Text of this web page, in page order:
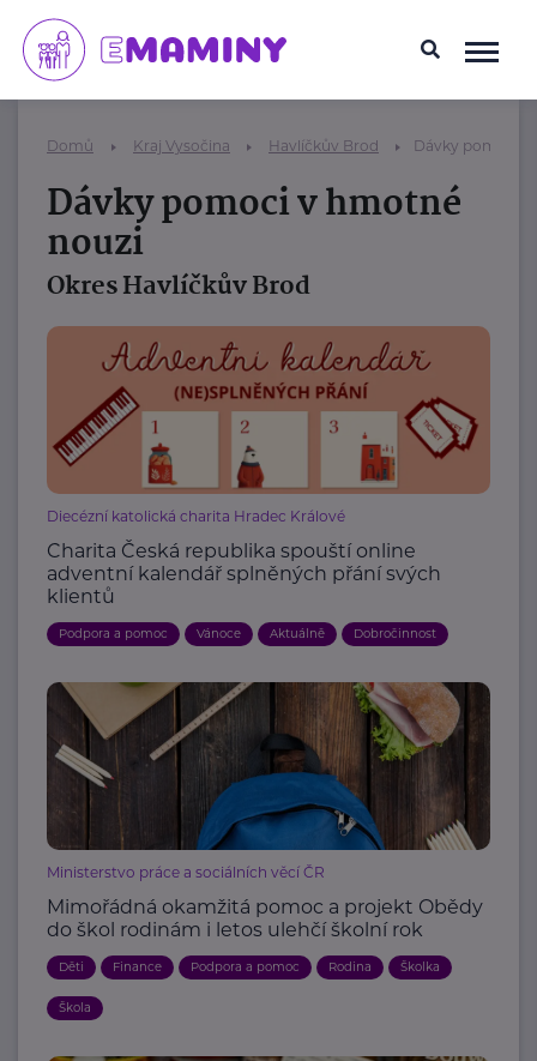
Domů Kraj Vysočina Havlíčkův Brod Dávky pomoci
Dávky pomoci v hmotné
nouzi
Okres Havlíčkův Brod
Diecézní katolická charita Hradec Králové
Charita Česká republika spouští online
adventní kalendář splněných přání svých
klientů
Podpora a pomoc Vánoce Aktuálně Dobročinnost
Ministerstvo práce a sociálních věcí ČR
Mimořádná okamžitá pomoc a projekt Obědy
do škol rodinám i letos ulehčí školní rok
Děti Finance Podpora a pomoc Rodina Školka
Škola